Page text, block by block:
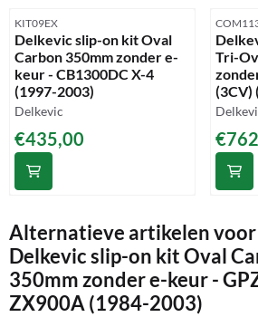
Artikelnummer
KIT09EX
Delkevic slip-on kit Oval
Carbon 350mm zonder e-
keur - CB1300DC X-4
(1997-2003)
Merk:
Delkevic
Prijs: 435,00
€435,00
Tri-
(3CV)
Merk:
Prijs:
Alternatieve artikelen voor
Delkevic slip-on kit Oval
350mm zonder e-keur -
ZX900A (1984-2003)